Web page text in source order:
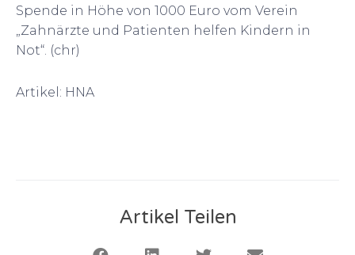
Spende in Höhe von 1000 Euro vom Verein
„Zahnärzte und Patienten helfen Kindern in
Not“. (chr)
Artikel: HNA
Artikel Teilen